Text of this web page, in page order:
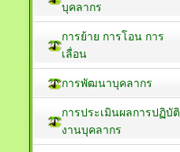
บุคลากร
การย้าย การโอน การ
เลื่อน
การพัฒนาบุคลากร
การประเมินผลการปฏิบัติ
งานบุคลากร